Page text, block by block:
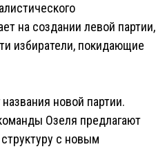
на создании левой партии,
избиратели, покидающие
новой партии.
Озеля предлагают
с новым